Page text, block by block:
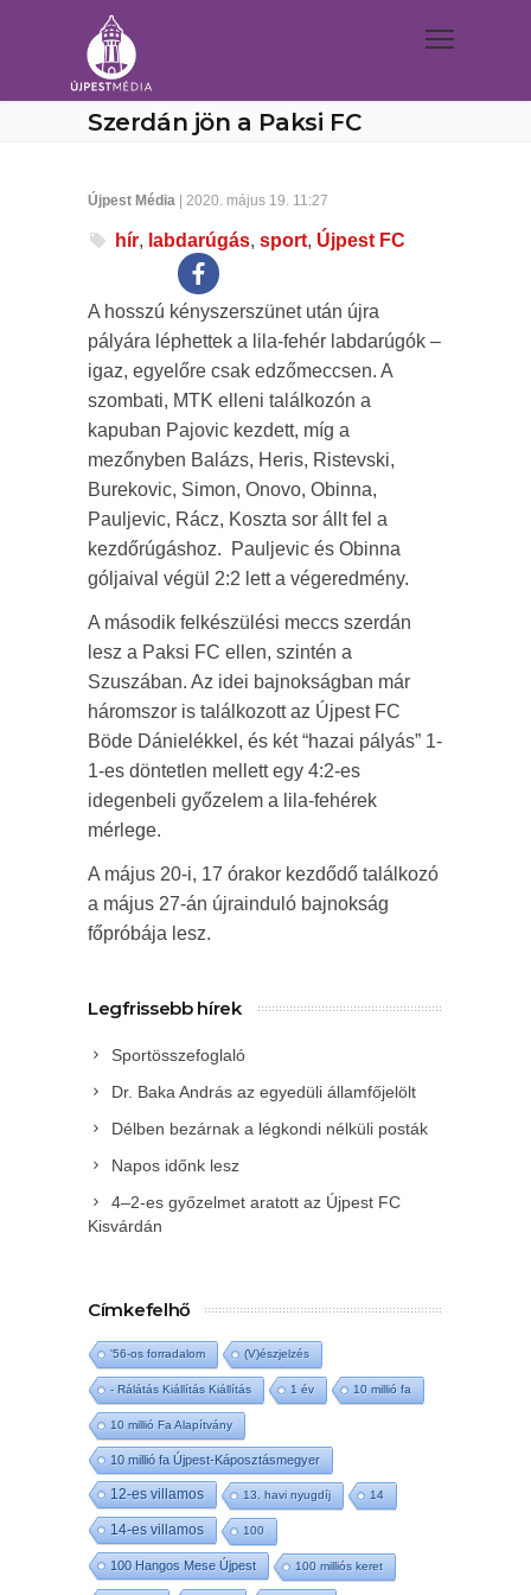
Szerdán jön a Paksi FC
Újpest Média | 2020. május 19. 11:27
hír, labdarúgás, sport, Újpest FC
A hosszú kényszerszünet után újra
pályára léphettek a lila-fehér labdarúgók –
igaz, egyelőre csak edzőmeccsen. A
szombati, MTK elleni találkozón a
kapuban Pajovic kezdett, míg a
mezőnyben Balázs, Heris, Ristevski,
Burekovic, Simon, Onovo, Obinna,
Pauljevic, Rácz, Koszta sor állt fel a
kezdőrúgáshoz. Pauljevic és Obinna
góljaival végül 2:2 lett a végeredmény.
A második felkészülési meccs szerdán
lesz a Paksi FC ellen, szintén a
Szuszában. Az idei bajnokságban már
háromszor is találkozott az Újpest FC
Böde Dánielékkel, és két “hazai pályás” 1-
1-es döntetlen mellett egy 4:2-es
idegenbeli győzelem a lila-fehérek
mérlege.
A május 20-i, 17 órakor kezdődő találkozó
a május 27-án újrainduló bajnokság
főpróbája lesz.
Legfrissebb hírek
Sportösszefoglaló
Dr. Baka András az egyedüli államfőjelölt
Délben bezárnak a légkondi nélküli posták
Napos időnk lesz
4–2-es győzelmet aratott az Újpest FC
Kisvárdán
Címkefelhő
'56-os forradalom (V)észjelzés
- Rálátás Kiállítás Kiállítás 1 év 10 millió fa
10 millió Fa Alapítvány
10 millió fa Újpest-Káposztásmegyer
12-es villamos 13. havi nyugdíj 14
14-es villamos 100
100 Hangos Mese Újpest 100 milliós keret